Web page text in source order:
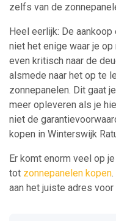
zelfs van de
Heel eerlijk: De
niet het enige waar je
even kritisch naar de
alsmede naar het op te
zonnepanelen. Dit gaat
meer opleveren als je
niet de
kopen in Winterswijk
Er komt enorm veel op
tot zonnepanelen kopen
aan het juiste adres